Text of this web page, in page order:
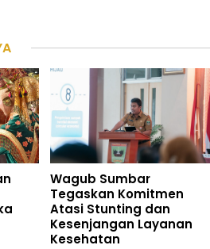
Wagub Sumbar
Tegaskan Komitmen
Atasi Stunting dan
Kesenjangan Layanan
Kesehatan